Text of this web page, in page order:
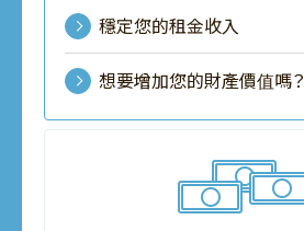
穩定您的租金收入
想要增加您的財產價值嗎？